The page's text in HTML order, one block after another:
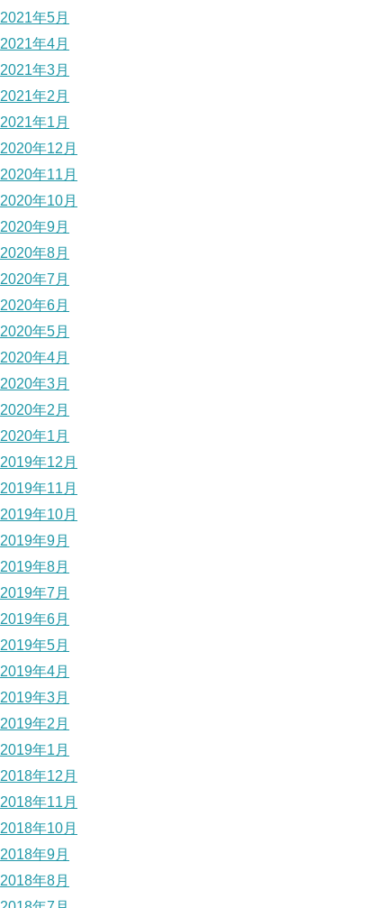
2021年5月
2021年4月
2021年3月
2021年2月
2021年1月
2020年12月
2020年11月
2020年10月
2020年9月
2020年8月
2020年7月
2020年6月
2020年5月
2020年4月
2020年3月
2020年2月
2020年1月
2019年12月
2019年11月
2019年10月
2019年9月
2019年8月
2019年7月
2019年6月
2019年5月
2019年4月
2019年3月
2019年2月
2019年1月
2018年12月
2018年11月
2018年10月
2018年9月
2018年8月